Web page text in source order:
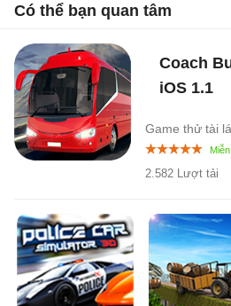
Có thể bạn quan tâm
Coach
iOS 1.1
Game thử tài
2.582 Lượt tải